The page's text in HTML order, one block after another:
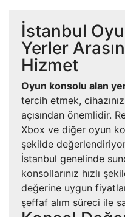
İstanbul
Yerler
Hizmet
Oyun konsolu alan
tercih etmek,
açısından önemlidir.
Xbox ve diğer oyun
şekilde
İstanbul genelinde
konsollarınız hızlı
değerine uygun
şeffaf alım süreci ile